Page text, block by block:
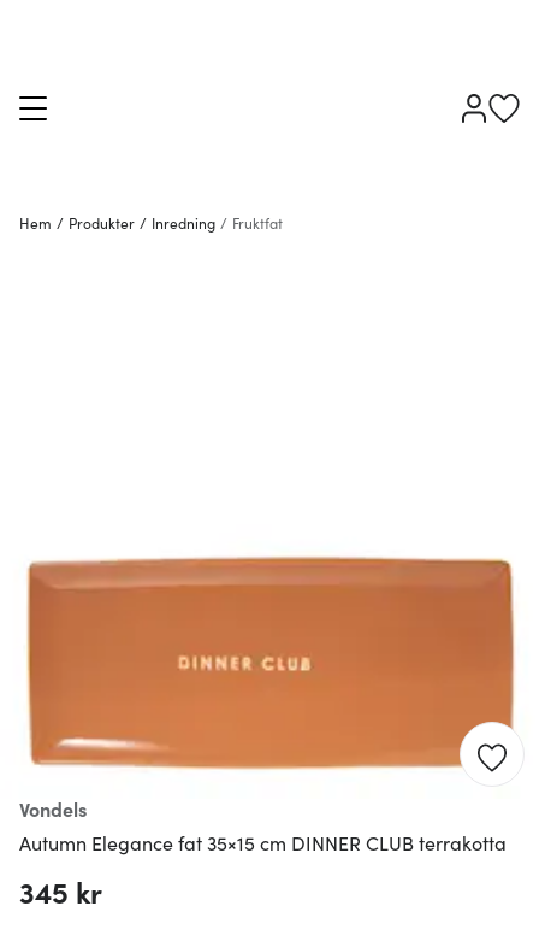
Hem / Produkter / Inredning / Fruktfat
Vondels
Autumn Elegance fat 35×15 cm DINNER CLUB terrakotta
345 kr